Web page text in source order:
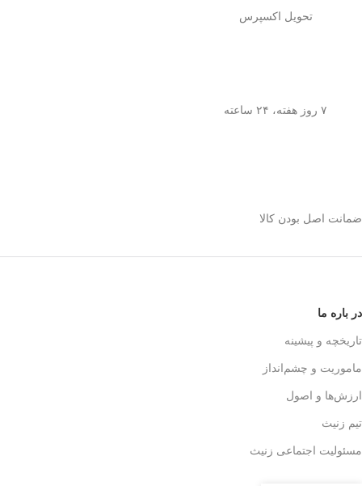
تحویل اکسپرس
۷ روز هفته، ۲۴ ساعته
ضمانت اصل بودن کالا
در باره ما
تاریخچه و پیشینه
ماموریت و چشم‌انداز
ارزش‌ها و اصول
تیم زنیث
مسئولیت اجتماعی زنیث